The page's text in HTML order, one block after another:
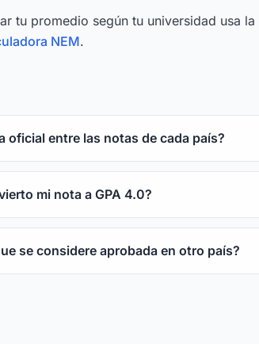
tu promedio según tu universidad usa la
NEM.
oficial entre las notas de cada país?
mi nota a GPA 4.0?
se considere aprobada en otro país?